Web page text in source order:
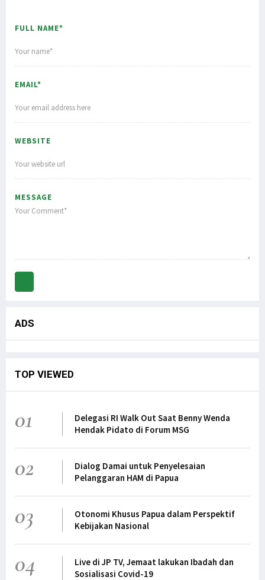
FULL NAME*
EMAIL*
WEBSITE
MESSAGE
ADS
TOP VIEWED
01
Delegasi RI Walk Out Saat Benny Wenda
Hendak Pidato di Forum MSG
02
Dialog Damai untuk Penyelesaian
Pelanggaran HAM di Papua
03
Otonomi Khusus Papua dalam Perspektif
Kebijakan Nasional
04
Live di JP TV, Jemaat lakukan Ibadah dan
Sosialisasi Covid-19